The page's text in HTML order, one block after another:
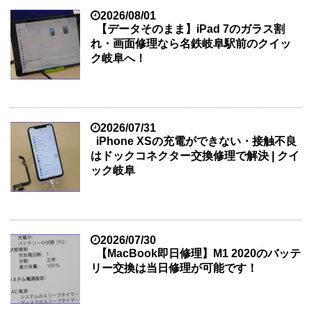
2026/08/01
【データそのまま】iPad 7のガラス割
れ・画面修理なら名鉄岐阜駅前のクイッ
ク岐阜へ！
2026/07/31
iPhone XSの充電ができない・接触不良
はドックコネクター交換修理で解決 | クイ
ック岐阜
2026/07/30
【MacBook即日修理】M1 2020のバッテ
リー交換は当日修理が可能です！